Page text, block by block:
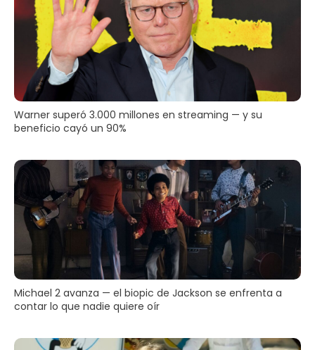
Warner superó 3.000 millones en streaming — y su
beneficio cayó un 90%
Michael 2 avanza — el biopic de Jackson se enfrenta a
contar lo que nadie quiere oír